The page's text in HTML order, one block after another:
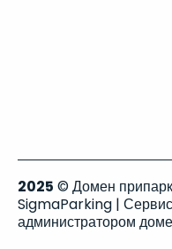
2025 © Домен
SigmaParking |
администратором